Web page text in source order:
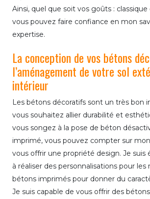
Ainsi, quel que soit vos goûts :
vous pouvez faire confiance en mon
expertise.
La conception de vos bétons
l’aménagement de votre sol
intérieur
Les bétons décoratifs sont un très bon
vous souhaitez allier durabilité et
vous songez à la pose de béton
imprimé, vous pouvez compter sur
vous offrir une propriété design. Je
à réaliser des personnalisations pour
bétons imprimés pour donner du
Je suis capable de vous offrir des